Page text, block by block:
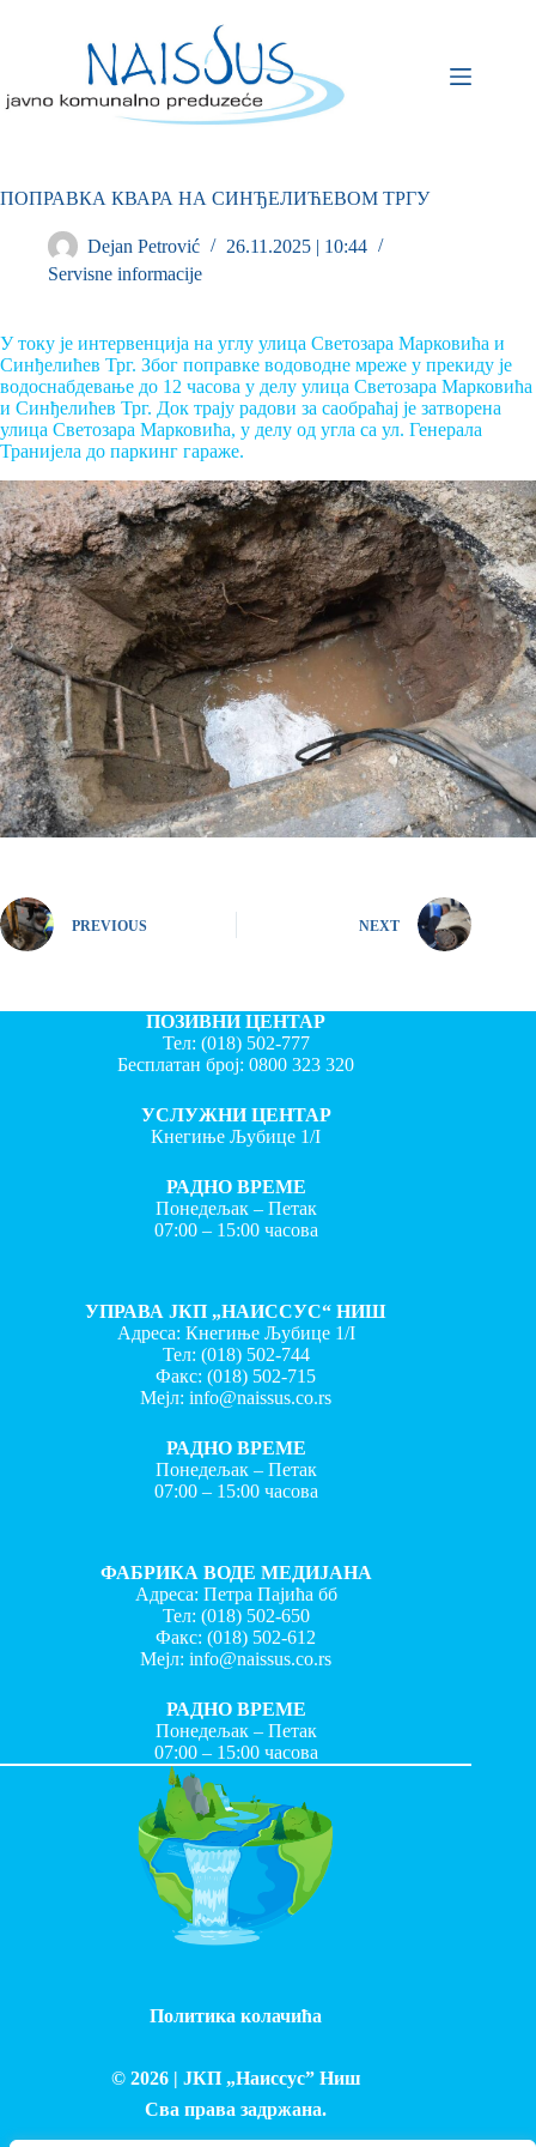
ПОПРАВКА КВАРА НА СИНЂЕЛИЋЕВОМ ТРГУ
Dejan Petrović
26.11.2025 | 10:44
Servisne informacije
У току је интервенција на углу улица Светозара Марковића и
Синђелићев Трг. Због поправке водоводне мреже у прекиду је
водоснабдевање до 12 часова у делу улица Светозара Марковића
и Синђелићев Трг. Док трају радови за саобраћај је затворена
улица Светозара Марковића, у делу од угла са ул. Генерала
Транијела до паркинг гараже.
PREVIOUS NEXT
ПОЗИВНИ ЦЕНТАР
Тел: (018) 502-777
Бесплатан број:0800 323 320
УСЛУЖНИ ЦЕНТАР
Кнегиње Љубице 1/I
РАДНО ВРЕМЕ
Понедељак – Петак
07:00 – 15:00 часова
УПРАВА ЈКП „НАИССУС“ НИШ
Адреса: Кнегиње Љубице 1/I
Тел: (018) 502-744
Факс:(018) 502-715
Мејл:info@naissus.co.rs
РАДНО ВРЕМЕ
Понедељак – Петак
07:00 – 15:00 часова
ФАБРИКА ВОДЕ МЕДИЈАНА
Адреса: Петра Пајића бб
Тел: (018) 502-650
Факс:(018) 502-612
Мејл:info@naissus.co.rs
РАДНО ВРЕМЕ
Понедељак – Петак
07:00 – 15:00 часова
Политика колачића
© 2026 | ЈКП „Наиссус” Ниш
Сва права задржана.